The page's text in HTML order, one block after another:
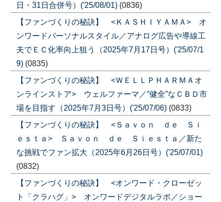
日・31日合併号）('25/08/01) (0836)
【ファンづくりの秘訣】 <ＫＡＳＨＩＹＡＭＡ> オ
ンワードパーソナルスタイル／アナログ広告や導線工
夫でＥＣ化率向上狙う（2025年7月17日号）('25/07/1
9) (0835)
【ファンづくりの秘訣】 <ＷＥＬＬＰＨＡＲＭＡオ
ンラインストア> ウェルファーマ／”健全”なＣＢＤ市
場を目指す（2025年7月3日号）('25/07/06) (0833)
【ファンづくりの秘訣】 <Ｓａｖｏｎ ｄｅ Ｓｉ
ｅｓｔａ> Ｓａｖｏｎ ｄｅ Ｓｉｅｓｔａ／新た
な挑戦でファン拡大（2025年6月26日号）('25/07/01)
(0832)
【ファンづくりの秘訣】 <オンワード・クローゼッ
ト「クラハグ」> オンワードデジタルラボ／ショー